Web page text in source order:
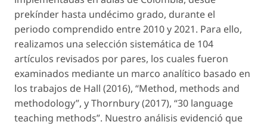
prekínder hasta undécimo grado, durante el
periodo comprendido entre 2010 y 2021. Para ello,
realizamos una selección sistemática de 104
artículos revisados por pares, los cuales fueron
examinados mediante un marco analítico basado en
los trabajos de Hall (2016), “Method, methods and
methodology”, y Thornbury (2017), “30 language
teaching methods”. Nuestro análisis evidenció que